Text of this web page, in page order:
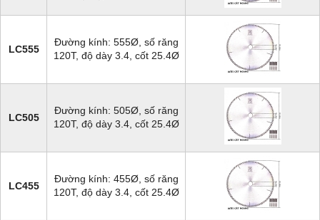
LC555
Đường kính: 555Ø, số răng
120T, độ dày 3.4, cốt 25.4Ø
LC505
Đường kính: 505Ø, số răng
120T, độ dày 3.4, cốt 25.4Ø
LC455
Đường kính: 455Ø, số răng
120T, độ dày 3.4, cốt 25.4Ø